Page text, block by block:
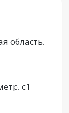
область,
с1